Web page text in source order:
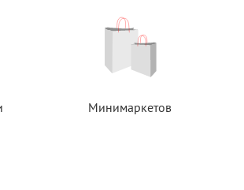
Минимаркетов